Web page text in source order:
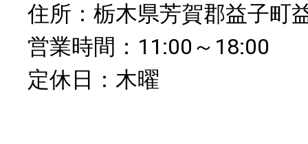
住所：栃木県芳賀郡益子町
営業時間：11:00～18:00
定休日：木曜